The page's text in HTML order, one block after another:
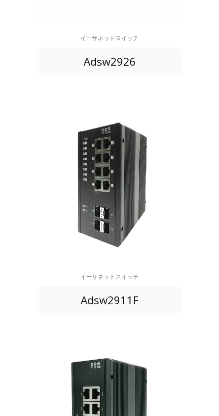
イーサネットスイッチ
Adsw2926
イーサネットスイッチ
Adsw2911F